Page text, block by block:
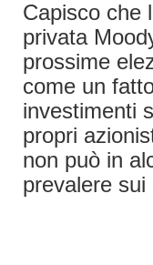
Capisco che
privata
prossime
come un
investimenti
propri
non può in
prevalere